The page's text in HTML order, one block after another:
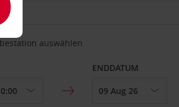
auswählen
ENDDATUM